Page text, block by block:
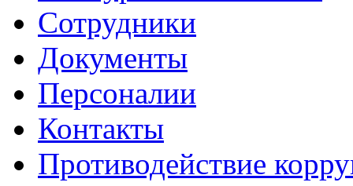
Сотрудники
Документы
Персоналии
Контакты
Противодействие